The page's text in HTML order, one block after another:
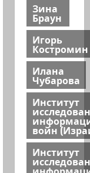
Зина
Браун
Игорь
Костромин
Илана
Чубарова
Институт
войн
Институт